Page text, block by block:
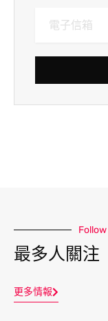
Follow
最多人關注
更多情報